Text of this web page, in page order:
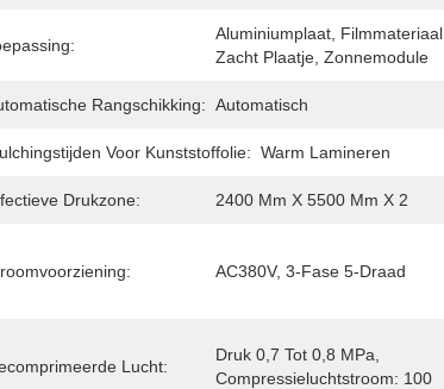
Aluminiumplaat, Filmmateriaal,
Zacht Plaatje, Zonnemodule
Rangschikking: Automatisch
Voor Kunststoffolie: Warm Lamineren
Drukzone: 2400 Mm X 5500 Mm X 2
AC380V, 3-Fase 5-Draad
Lucht:
Druk 0,7 Tot 0,8 MPa,
Compressieluchtstroom: 100